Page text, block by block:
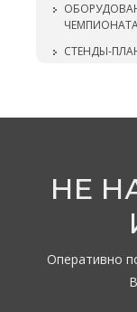
СТЕНДЫ-
НЕ
Оперативно